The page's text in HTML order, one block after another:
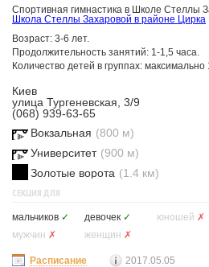
Спортивная гимнастика в Школе Стеллы
Школа Стеллы Захаровой в районе Цирка
Возраст: 3-6 лет.
Продолжительность занятий: 1-1,5 часа.
Количество детей в группах: максимально
Киев
улица Тургеневская, 3/9
(068) 939-63-65
Вокзальная (800 м)
Университет (900 м)
Золотые ворота (1.4 км)
СЕКЦИЯ ДЛЯ
мальчиков ✓ девочек ✓ юношей ✗
мужчин ✗ женщин ✗
Расписание 2017.05.05